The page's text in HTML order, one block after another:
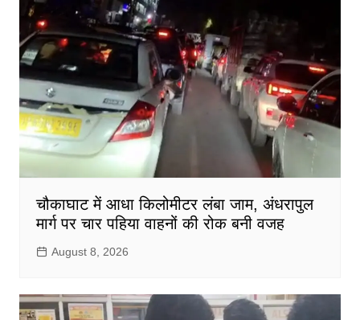
चौकाघाट में आधा किलोमीटर लंबा जाम, अंधरापुल
मार्ग पर चार पहिया वाहनों की रोक बनी वजह
August 8, 2026